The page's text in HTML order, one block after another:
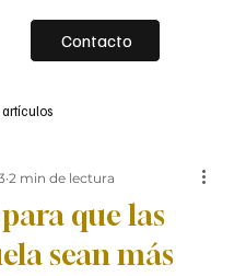
Contacto
que las
sean más
2 min de lectura